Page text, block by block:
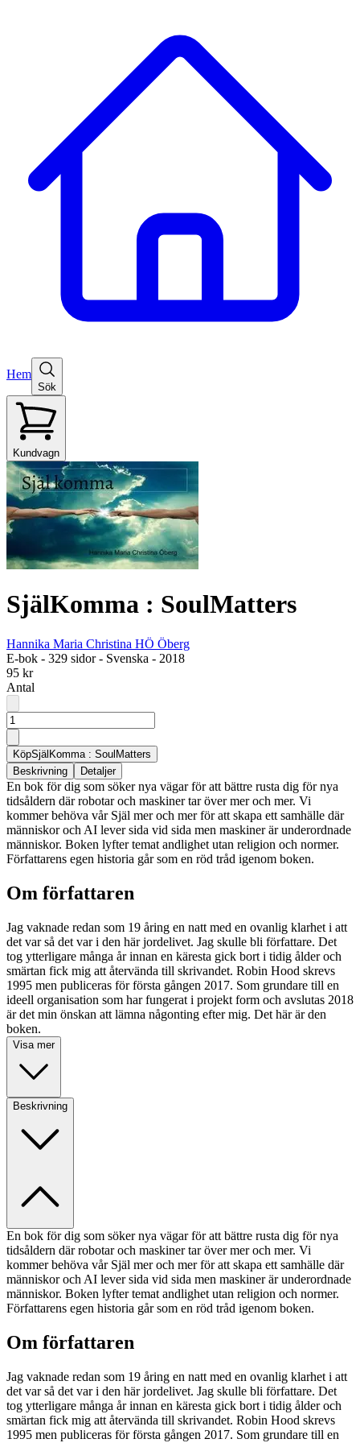
Hem
Sök
Kundvagn
SjälKomma : SoulMatters
Hannika Maria Christina HÖ Öberg
E-bok - 329 sidor- Svenska - 2018
95 kr
Antal
KöpSjälKomma : SoulMatters
Beskrivning
Detaljer
En bok för dig som söker nya vägar för att bättre rusta dig för nya
tidsåldern där robotar och maskiner tar över mer och mer. Vi
kommer behöva vår Själ mer och mer för att skapa ett samhälle där
människor och AI lever sida vid sida men maskiner är underordnade
människor. Boken lyfter temat andlighet utan religion och normer.
Författarens egen historia går som en röd tråd igenom boken.
Om författaren
Jag vaknade redan som 19 åring en natt med en ovanlig klarhet i att
det var så det var i den här jordelivet. Jag skulle bli författare. Det
tog ytterligare många år innan en käresta gick bort i tidig ålder och
smärtan fick mig att återvända till skrivandet. Robin Hood skrevs
1995 men publiceras för första gången 2017. Som grundare till en
ideell organisation som har fungerat i projekt form och avslutas 2018
är det min önskan att lämna någonting efter mig. Det här är den
boken.
Visa mer
Beskrivning
En bok för dig som söker nya vägar för att bättre rusta dig för nya
tidsåldern där robotar och maskiner tar över mer och mer. Vi
kommer behöva vår Själ mer och mer för att skapa ett samhälle där
människor och AI lever sida vid sida men maskiner är underordnade
människor. Boken lyfter temat andlighet utan religion och normer.
Författarens egen historia går som en röd tråd igenom boken.
Om författaren
Jag vaknade redan som 19 åring en natt med en ovanlig klarhet i att
det var så det var i den här jordelivet. Jag skulle bli författare. Det
tog ytterligare många år innan en käresta gick bort i tidig ålder och
smärtan fick mig att återvända till skrivandet. Robin Hood skrevs
1995 men publiceras för första gången 2017. Som grundare till en